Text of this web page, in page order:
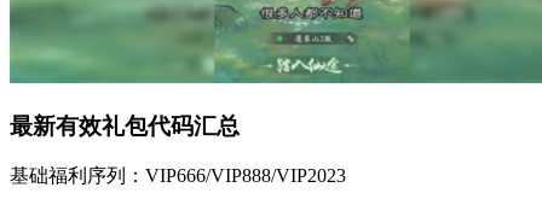
最新有效礼包代码汇总
基础福利序列：VIP666/VIP888/VIP2023